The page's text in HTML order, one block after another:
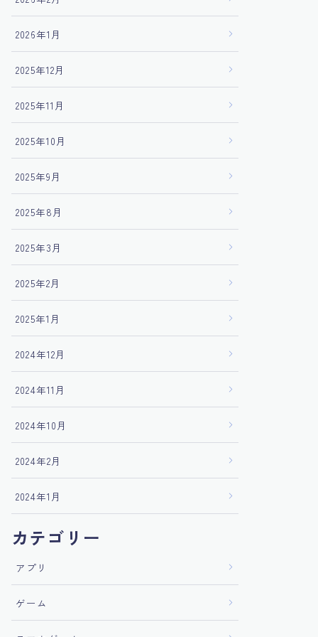
2026年1月
2025年12月
2025年11月
2025年10月
2025年9月
2025年8月
2025年3月
2025年2月
2025年1月
2024年12月
2024年11月
2024年10月
2024年2月
2024年1月
カテゴリー
アプリ
ゲーム